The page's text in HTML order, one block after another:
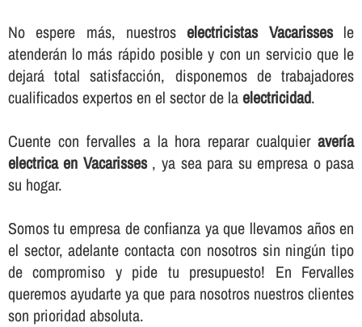
No espere más, nuestroselectricistas Vacarissesle
atenderán lo más rápido posible y con un servicio que le
dejará total satisfacción, disponemos de trabajadores
cualificados expertos en el sector de laelectricidad.
Cuente con fervalles a la hora reparar cualquieraverí­a
electrica en Vacarisses, ya sea para su empresa o pasa
su hogar.
Somos tu empresa de confianza ya que llevamos años en
el sector, adelante contacta con nosotros sin ningún tipo
de compromiso y pide tu presupuesto! En Fervalles
queremos ayudarte ya que para nosotros nuestros clientes
son prioridad absoluta.